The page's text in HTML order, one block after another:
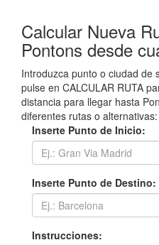
Calcular Nueva
Pontons desde
Introduzca punto o ciudad de
pulse en CALCULAR RUTA
distancia para llegar hasta
diferentes rutas o alternativas:
Inserte Punto de Inicio:
Inserte Punto de Destino:
Instrucciones: